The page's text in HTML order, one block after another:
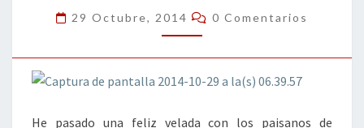
EN
BILBAO
29 Octubre, 2014 Comentarios
0 Comentarios
He pasado una feliz velada con los paisanos de